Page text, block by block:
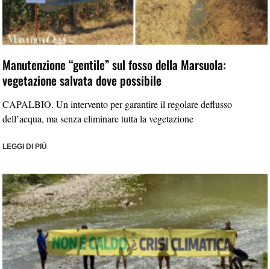
Manutenzione “gentile” sul fosso della Marsuola:
vegetazione salvata dove possibile
CAPALBIO. Un intervento per garantire il regolare deflusso
dell’acqua, ma senza eliminare tutta la vegetazione
LEGGI DI PIÙ